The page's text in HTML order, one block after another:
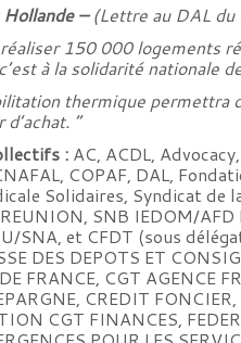
–(Lettre au DAL
150 000 logements
à la solidarité nationale
thermique
“
: AC, ACDL,
COPAF, DAL,
Solidaires, Syndicat
SNB IEDOM/
SNA, et CFDT (sous
DES DEPOTS ET
FRANCE, CGT AGENCE
CREDIT
CGT FINANCES,